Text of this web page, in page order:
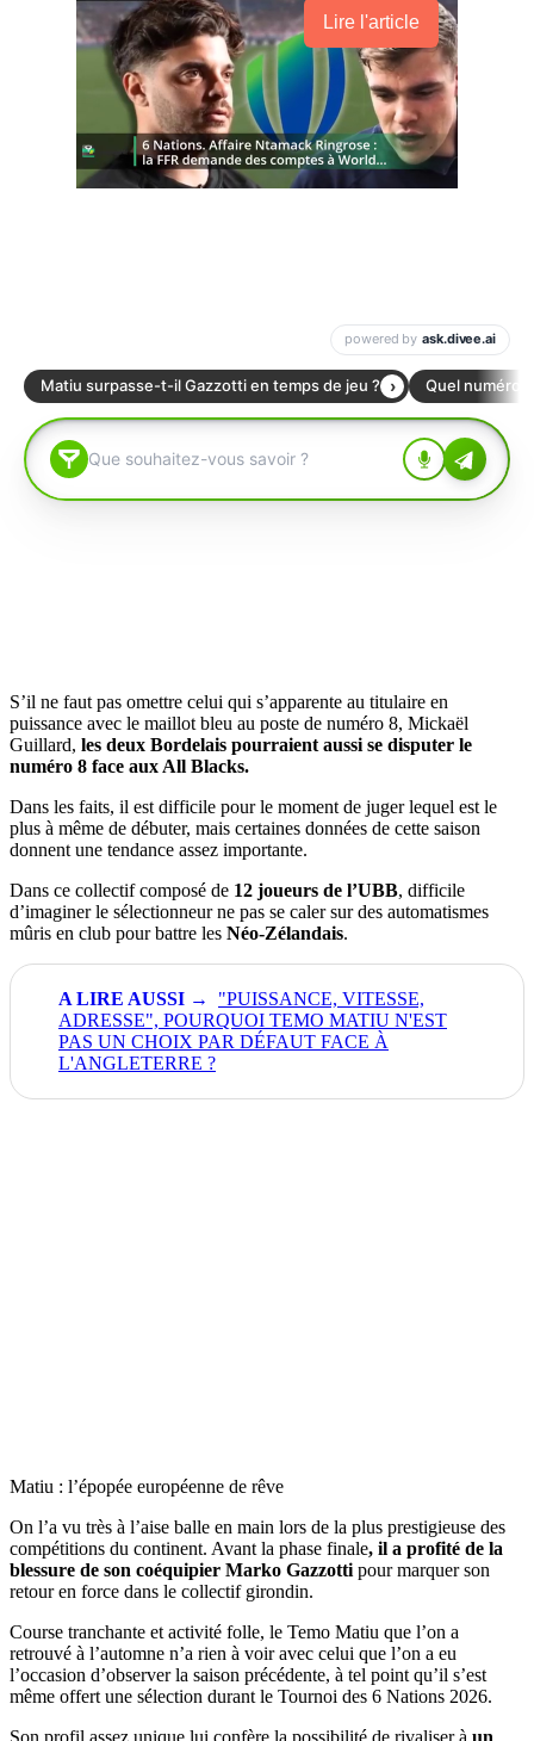
Lire l'article
S’il ne faut pas omettre celui qui s’apparente au titulaire en
puissance avec le maillot bleu au poste de numéro 8, Mickaël
Guillard, les deux Bordelais pourraient aussi se disputer le
numéro 8 face aux All Blacks.
Dans les faits, il est difficile pour le moment de juger lequel est le
plus à même de débuter, mais certaines données de cette saison
donnent une tendance assez importante.
Dans ce collectif composé de 12 joueurs de l’UBB, difficile
d’imaginer le sélectionneur ne pas se caler sur des automatismes
mûris en club pour battre les Néo-Zélandais.
"PUISSANCE, VITESSE,
ADRESSE", POURQUOI TEMO MATIU N'EST
PAS UN CHOIX PAR DÉFAUT FACE À
L'ANGLETERRE ?
Matiu : l’épopée européenne de rêve
On l’a vu très à l’aise balle en main lors de la plus prestigieuse des
compétitions du continent. Avant la phase finale, il a profité de la
blessure de son coéquipier Marko Gazzotti pour marquer son
retour en force dans le collectif girondin.
Course tranchante et activité folle, le Temo Matiu que l’on a
retrouvé à l’automne n’a rien à voir avec celui que l’on a eu
l’occasion d’observer la saison précédente, à tel point qu’il s’est
même offert une sélection durant le Tournoi des 6 Nations 2026.
Son profil assez unique lui confère la possibilité de rivaliser à un